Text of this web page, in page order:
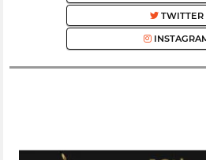
TWITTER